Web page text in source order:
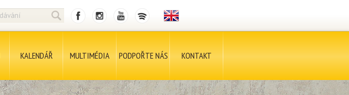
KALENDÁŘ MULTIMÉDIA PODPOŘTE NÁS KONTAKT